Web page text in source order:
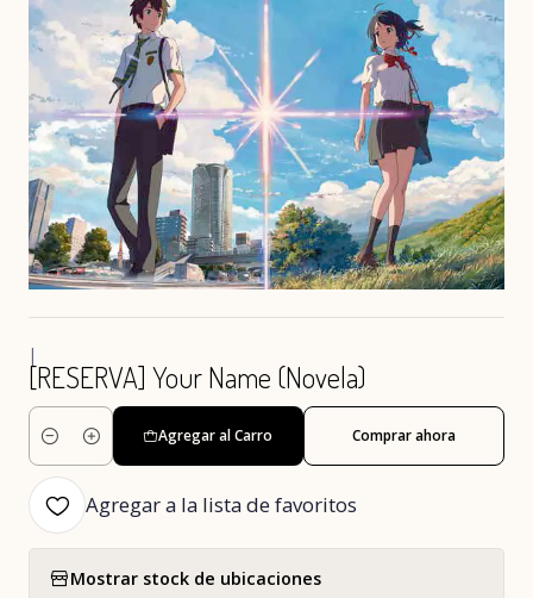
|
[RESERVA] Your Name (Novela)
Cantidad
Agregar al Carro Comprar ahora
Agregar a la lista de favoritos
Mostrar stock de ubicaciones